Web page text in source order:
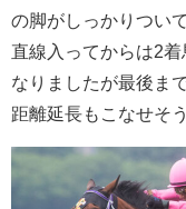
の脚がしっかりつい
直線入ってからは2
なりましたが最後ま
距離延長もこなせそ